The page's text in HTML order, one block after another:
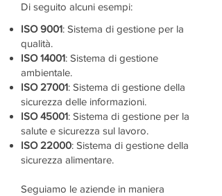
Di seguito alcuni esempi:
ISO 9001: Sistema di gestione per la
qualità.
ISO 14001: Sistema di gestione
ambientale.
ISO 27001: Sistema di gestione della
sicurezza delle informazioni.
ISO 45001: Sistema di gestione per la
salute e sicurezza sul lavoro.
ISO 22000: Sistema di gestione della
sicurezza alimentare.
Seguiamo le aziende in maniera